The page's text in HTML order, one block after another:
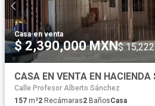
Casa·en venta
$ 2,390,000 MXN$
Calle Profesor Alberto Sánchez
157 m²2 Recámaras2 BañosCasa